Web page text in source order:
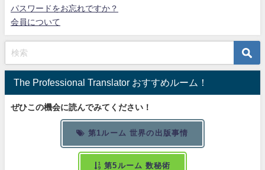
パスワードをお忘れですか？
会員について
The Professional Translator おすすめルーム！
ぜひこの機会に読んでみてください！
第1ルーム 世界の出版事情
第5ルーム 数秘術